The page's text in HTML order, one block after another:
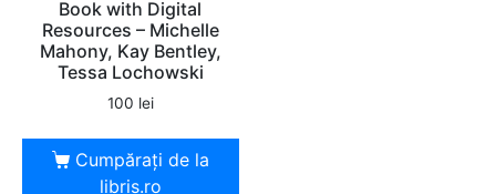
Book with Digital
Resources – Michelle
Mahony, Kay Bentley,
Tessa Lochowski
100 lei
Cumpărați de la
libris.ro